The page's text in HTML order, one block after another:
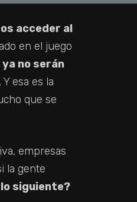
acceder al
en el juego
no serán
esa es la
que se
empresas
la gente
siguiente?